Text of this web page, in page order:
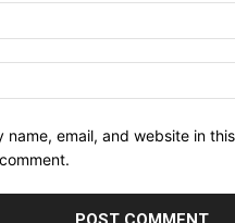
name, email, and website in